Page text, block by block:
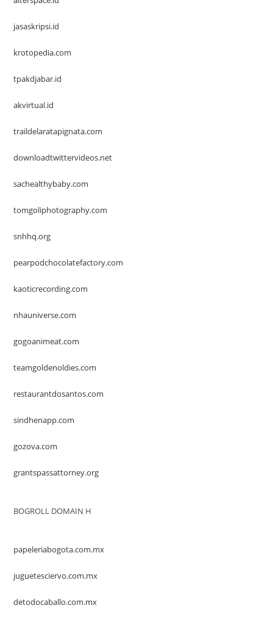
jasaskripsi.id
krotopedia.com
tpakdjabar.id
akvirtual.id
traildelaratapignata.com
downloadtwittervideos.net
sachealthybaby.com
tomgoliphotography.com
snhhq.org
pearpodchocolatefactory.com
kaoticrecording.com
nhauniverse.com
gogoanimeat.com
teamgoldenoldies.com
restaurantdosantos.com
sindhenapp.com
gozova.com
grantspassattorney.org
BOGROLL DOMAIN H
papeleriabogota.com.mx
juguetesciervo.com.mx
detodocaballo.com.mx